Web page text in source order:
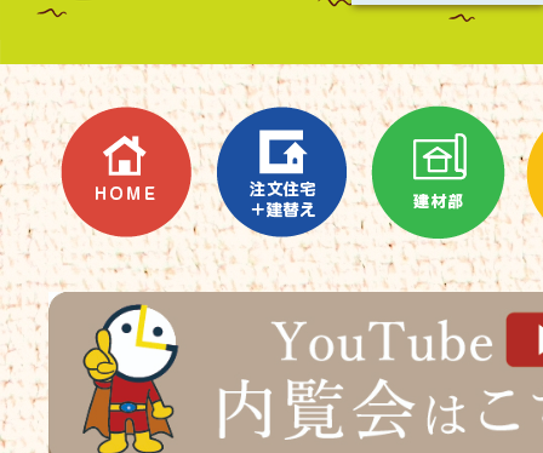
2026.07.13
グッドライフ住宅販売のCM ブログ
をUPしておりますので、ぜひご覧くだ
さいませ。
2026.07.10
社員旅行に行ってきました ブログを
UPしておりますので、ぜひご覧くださ
いませ(*^-^*)
2026.06.26
研修旅行のお知らせ
＜２０２６年６月２８日(日)～２０２
６年６月３０日(火)＞
お客様にはご不便をお掛け致します
が、何卒よろしくお願い申し上げま
HOME 建替え 建材部 リ